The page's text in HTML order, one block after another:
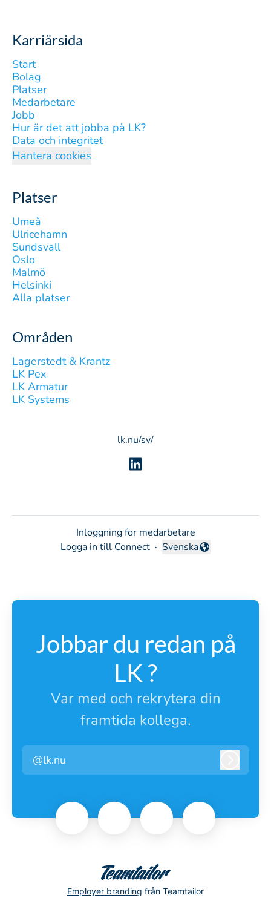
Karriärsida
Start
Bolag
Platser
Medarbetare
Jobb
Hur är det att jobba på LK?
Data och integritet
Hantera cookies
Platser
Umeå
Ulricehamn
Sundsvall
Oslo
Malmö
Helsinki
Alla platser
Områden
Lagerstedt & Krantz
LK Pex
LK Armatur
LK Systems
lk.nu/sv/
Inloggning för medarbetare
Logga in till Connect · Byt språk
Svenska
Jobbar du redan på
LK ?
Var med och rekrytera din
framtida kollega.
@lk.nu
Employer branding från Teamtailor